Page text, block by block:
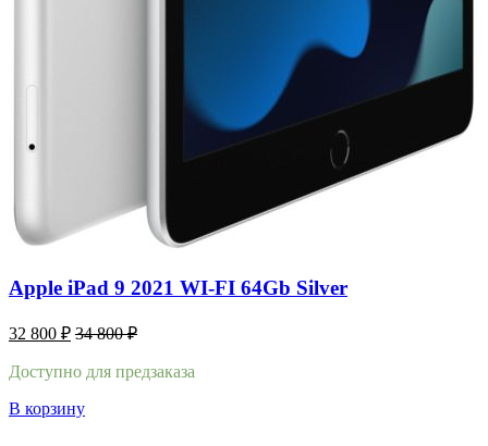
Apple iPad 9 2021 WI-FI 64Gb Silver
32 800 ₽ 34 800₽
Доступно для предзаказа
В корзину